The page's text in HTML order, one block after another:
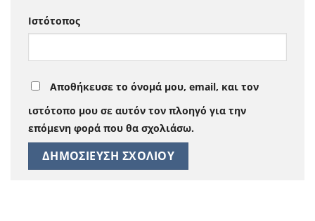
Ιστότοπος
Αποθήκευσε το όνομά μου, email, και τον
ιστότοπο μου σε αυτόν τον πλοηγό για την
επόμενη φορά που θα σχολιάσω.